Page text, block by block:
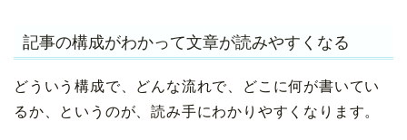
記事の構成がわかって文章が読みやすくなる
どういう構成で、どんな流れで、どこに何が書いてい
るか、というのが、読み手にわかりやすくなります。